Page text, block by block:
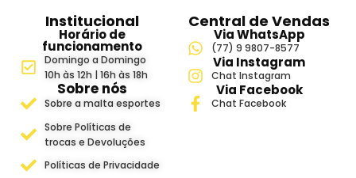
Institucional
Horário de
funcionamento
Domingo a Domingo
10h às 12h | 16h às 18h
Sobre nós
Sobre a malta esportes
Sobre Políticas de
trocas e Devoluções
Políticas de Privacidade
Central de Vendas
Via WhatsApp
(77) 9 9807-8577
Via Instagram
Chat Instagram
Via Facebook
Chat Facebook